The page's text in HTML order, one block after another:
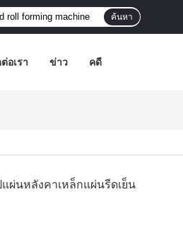
ค้นหา
อเรา ข่าว คดี
แผ่นหลังคาเหล็กแผ่นรีดเย็น